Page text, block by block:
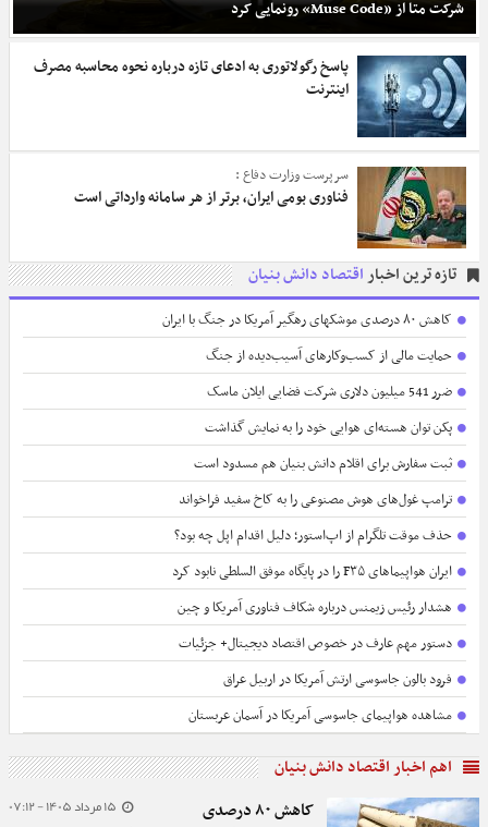
شرکت متا از «Muse Code» رونمایی کرد
پاسخ رگولاتوری به ادعای تازه درباره نحوه محاسبه مصرف
اینترنت
سرپرست وزارت دفاع :
فناوری بومی ایران، برتر از هر سامانه وارداتی است
تازه ترین اخباراقتصاد دانش بنیان
کاهش ۸۰ درصدی موشکهای رهگیر آمریکا در جنگ با ایران
حمایت مالی از کسب‌وکارهای آسیب‌دیده از جنگ
ضرر 541 میلیون دلاری شرکت فضایی ایلان ماسک
پکن توان هسته‌ای هوایی خود را به نمایش گذاشت
ثبت سفارش برای اقلام دانش بنیان هم مسدود است
ترامپ غول‌های هوش مصنوعی را به کاخ سفید فراخواند
حذف موقت تلگرام از اپ‌استور؛ دلیل اقدام اپل چه بود؟
ایران هواپیماهای F۳۵ را در پایگاه موفق السلطی نابود کرد
هشدار رئیس زیمنس درباره شکاف فناوری آمریکا و چین
دستور مهم عارف در خصوص اقتصاد دیجیتال+ جزئیات
فرود بالون جاسوسی ارتش آمریکا در اربیل عراق
مشاهده هواپیمای جاسوسی آمریکا در آسمان عربستان
اهم اخبار اقتصاد دانش بنیان
15 مرداد 1405 - 07:12
کاهش ۸۰ درصدی